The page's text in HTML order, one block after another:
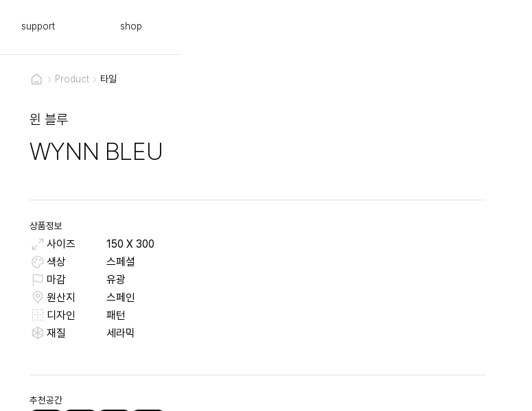
support shop
Product 타일
윈 블루
WYNN BLEU
상품정보
사이즈 150 X300
색상
스페셜
마감
유광
원산지
스페인
디자인
패턴
재질
세라믹
추천공간